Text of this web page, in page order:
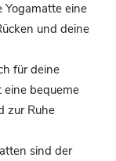
Yogamatte eine
und deine
für deine
bequeme
zur Ruhe
sind der